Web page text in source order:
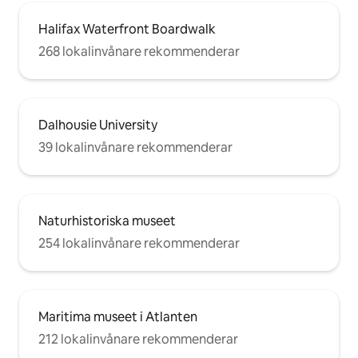
Halifax Waterfront Boardwalk
268 lokalinvånare rekommenderar
Dalhousie University
39 lokalinvånare rekommenderar
Naturhistoriska museet
254 lokalinvånare rekommenderar
Maritima museet i Atlanten
212 lokalinvånare rekommenderar